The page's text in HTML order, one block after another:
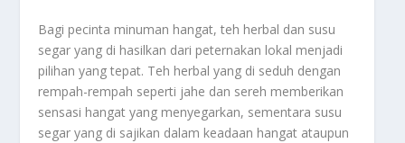
Bagi pecinta minuman hangat, teh herbal dan susu
segar yang di hasilkan dari peternakan lokal menjadi
pilihan yang tepat. Teh herbal yang di seduh dengan
rempah-rempah seperti jahe dan sereh memberikan
sensasi hangat yang menyegarkan, sementara susu
segar yang di sajikan dalam keadaan hangat ataupun